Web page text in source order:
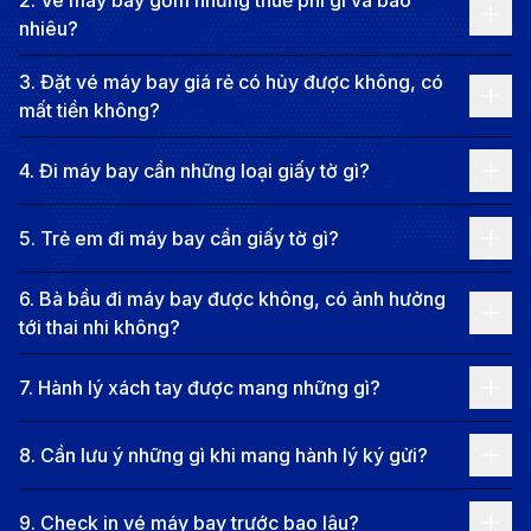
Vé máy bay từ Frankfurt đi TP. Hồ Chí Minh - Trụ sở
UBND TP. HCM, điểm nhấn kiến trúc của thành
phố (Nguồn: Internet)
Dinh Độc Lập, Nhà thờ Đức Bà, Bưu điện Trung tâm
và Chợ Bến Thành là những điểm đến không thể bỏ
nhiêu?
3. Đặt vé máy bay giá rẻ có hủy được không, có
mất tiền không?
4. Đi máy bay cần những loại giấy tờ gì?
5. Trẻ em đi máy bay cần giấy tờ gì?
6. Bà bầu đi máy bay được không, có ảnh hưởng
tới thai nhi không?
7. Hành lý xách tay được mang những gì?
8. Cần lưu ý những gì khi mang hành lý ký gửi?
9. Check in vé máy bay trước bao lâu?